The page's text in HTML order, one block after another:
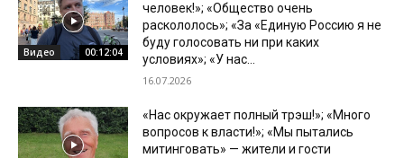
Видео 00:12:04
человек!»; «Общество очень
раскололось»; «За «Единую Россию я не
буду голосовать ни при каких
условиях»; «У нас...
16.07.2026
«Нас окружает полный трэш!»; «Много
вопросов к власти!»; «Мы пытались
митинговать» — жители и гости